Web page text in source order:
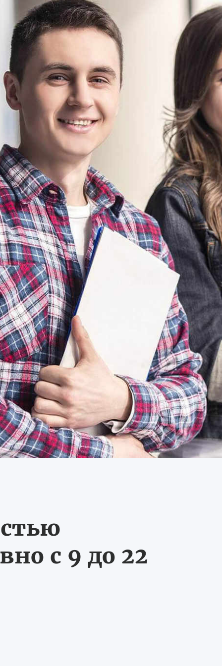
с 9 до 22